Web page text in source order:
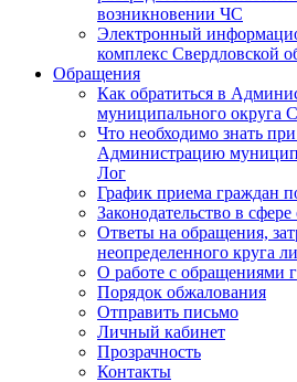
возникновении ЧС
Электронный
комплекс Свердловской
Обращения
Как обратиться в
муниципального округа
Что необходимо знать
Администрацию
Лог
График приема граждан
Законодательство в
Ответы на обращения,
неопределенного круга
О работе с обращениями
Порядок обжалования
Отправить письмо
Личный кабинет
Прозрачность
Контакты